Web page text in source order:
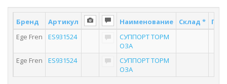
Бренд Артикул Наименование Склад *
Ege Fren
ES931524
СУППОРТ ТОРМ
ОЗА
Ege Fren ES931524
СУППОРТ ТОРМ
ОЗА